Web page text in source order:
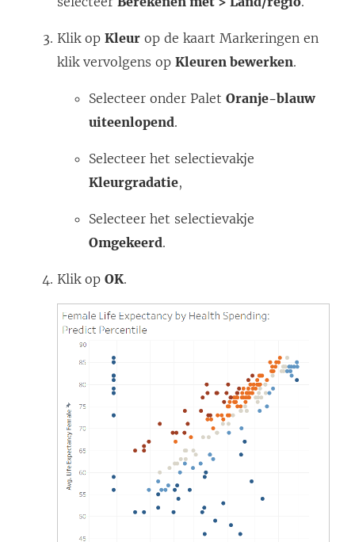
Klik op Kleur op de kaart Markeringen en
klik vervolgens op Kleuren bewerken.
Selecteer onder Palet Oranje-blauw
uiteenlopend.
Selecteer het selectievakje
Kleurgradatie,
Selecteer het selectievakje
Omgekeerd.
Klik op OK.